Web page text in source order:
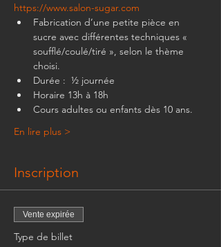
https://www.salon-sugar.com
Fabrication d’une petite pièce en
sucre avec différentes techniques «
soufflé/coulé/tiré », selon le thème
choisi.
Durée :  ½ journée
Horaire 13h à 18h
Cours adultes ou enfants dès 10 ans.
En lire plus >
Inscription
Vente expirée
Type de billet